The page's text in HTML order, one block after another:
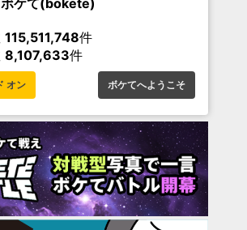
ケて(bokete)
115,511,748件
8,107,633件
オン ボケてへようこそ